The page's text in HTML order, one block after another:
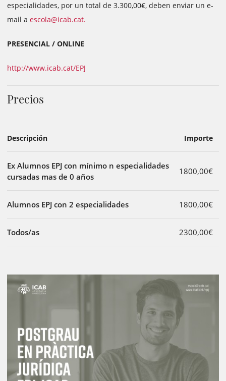
especialidades, por un total de 3.300,00€, deben enviar un e-
mail a escola@icab.cat.
PRESENCIAL / ONLINE
http://www.icab.cat/EPJ
Precios
Descripción Importe
Ex Alumnos EPJ con mínimo n especialidades
cursadas mas de 0 años
1800,00€
Alumnos EPJ con 2 especialidades 1800,00€
Todos/as 2300,00€